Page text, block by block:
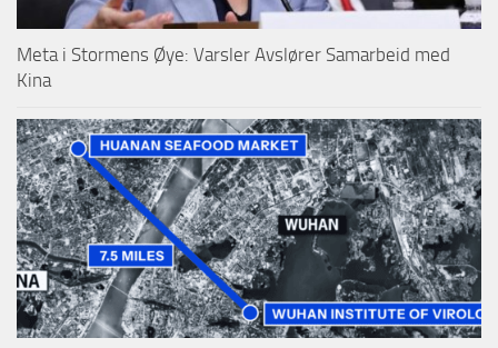
Meta i Stormens Øye: Varsler Avslører Samarbeid med
Kina